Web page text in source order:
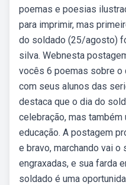
poemas e poesias
para imprimir, mas
do soldado (25/agosto)
silva. Webnesta
vocês 6 poemas sobre o
com seus alunos das
destaca que o dia do
celebração, mas
educação. A postagem
e bravo, marchando vai
engraxadas, e sua farda
soldado é uma